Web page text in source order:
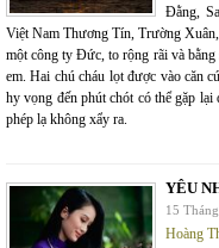
Đằng,
Việt Nam Thương Tín, Trường
một công ty Đức, to rộng rãi và
em. Hai chú cháu lọt được vào căn
hy vọng đến phút chót có thể gặp
phép lạ không xẩy ra.
YÊU
15
Hoàng